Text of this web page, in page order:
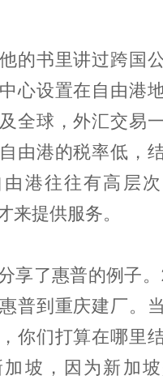
的书里讲过跨国
心设置在自由港
全球，外汇交易
由港的税率低，
港往往有高层
来提供服务。
享了惠普的例子
普到重庆建厂。
你们打算在哪里
坡，因为新加